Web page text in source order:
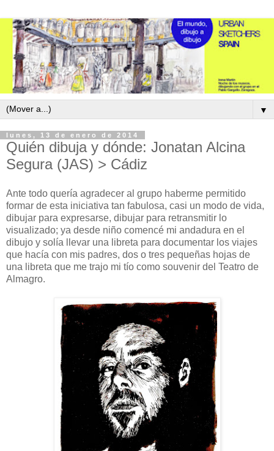
▼
lunes, 13 de enero de 2014
Quién dibuja y dónde: Jonatan Alcina
Segura (JAS) > Cádiz
Ante todo quería agradecer al grupo haberme permitido
formar de esta iniciativa tan fabulosa, casi un modo de vida,
dibujar para expresarse, dibujar para retransmitir lo
visualizado; ya desde niño comencé mi andadura en el
dibujo y solía llevar una libreta para documentar los viajes
que hacía con mis padres, dos o tres pequeñas hojas de
una libreta que me trajo mi tío como souvenir del Teatro de
Almagro.